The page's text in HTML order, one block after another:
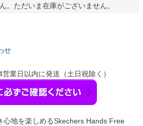
。ただいま在庫がございません。
せ
業日以内に発送（土日祝除く）
心地を楽しめるSkechers Hands Free